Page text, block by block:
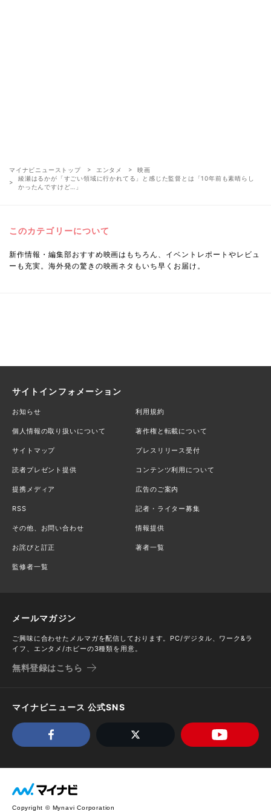
マイナビニューストップ エンタメ
映画
綾瀬はるかが「すごい領域に行かれてる」と感じた監督とは「10年前も素晴らし
かったんですけど…」
このカテゴリーについて
新作情報・編集部おすすめ映画はもちろん、イベントレポートやレビュ
ーも充実。海外発の驚きの映画ネタもいち早くお届け。
サイトインフォメーション
お知らせ 利用規約
個人情報の取り扱いについて 著作権と転載について
サイトマップ プレスリリース受付
読者プレゼント提供 コンテンツ利用について
提携メディア 広告のご案内
RSS 記者・ライター募集
その他、お問い合わせ 情報提供
お詫びと訂正 著者一覧
監修者一覧
メールマガジン
ご興味に合わせたメルマガを配信しております。PC/デジタル、ワーク&ラ
イフ、エンタメ/ホビーの3種類を用意。
無料登録はこちら
マイナビニュース 公式SNS
Copyright © Mynavi Corporation